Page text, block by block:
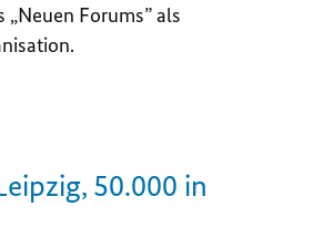
Forums” als
50.000 in